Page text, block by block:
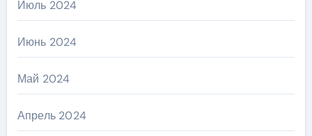
Июль 2024
Июнь 2024
Май 2024
Апрель 2024